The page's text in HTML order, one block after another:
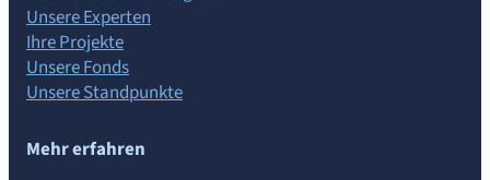
Unsere Experten
Ihre Projekte
Unsere Fonds
Unsere Standpunkte
Mehr erfahren